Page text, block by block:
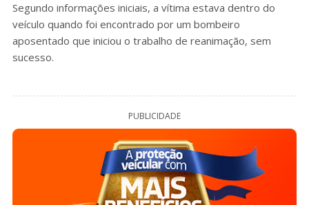
Segundo informações iniciais, a vítima estava dentro do
veículo quando foi encontrado por um bombeiro
aposentado que iniciou o trabalho de reanimação, sem
sucesso.
PUBLICIDADE